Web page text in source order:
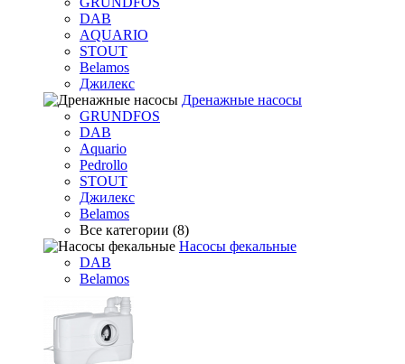
DAB
AQUARIO
STOUT
Belamos
Джилекс
Дренажные насосы
GRUNDFOS
DAB
Aquario
Pedrollo
STOUT
Джилекс
Belamos
Все категории (8)
Насосы фекальные
DAB
Belamos